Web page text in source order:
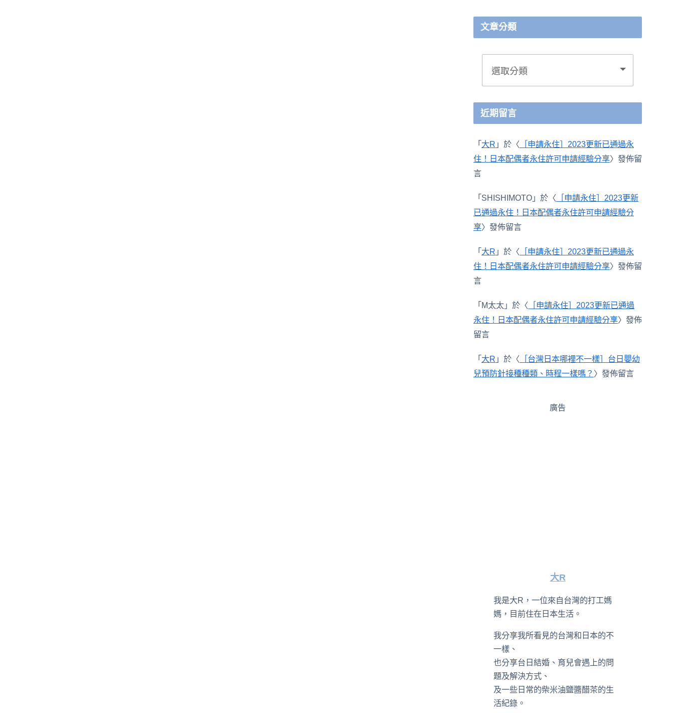
文章分類
近期留言
「 大R 」於〈 ［申請永住］2023更新已通過永
住！日本配偶者永住許可申請經驗分享〉發佈留
言
「 SHISHIMOTO 」於〈 ［申請永住］2023更新
已通過永住！日本配偶者永住許可申請經驗分
享〉發佈留言
「 大R 」於〈 ［申請永住］2023更新已通過永
住！日本配偶者永住許可申請經驗分享〉發佈留
言
「 M太太 」於〈 ［申請永住］2023更新已通過
永住！日本配偶者永住許可申請經驗分享〉發佈
留言
「 大R 」於〈 ［台灣日本哪裡不一樣］台日嬰幼
兒預防針接種種類、時程一樣嗎？ 〉發佈留言
廣告
大R
我是大R，一位來自台灣的打工媽
媽，目前住在日本生活。
我分享我所看見的台灣和日本的不
一樣、
也分享台日結婚、育兒會遇上的問
題及解決方式、
及一些日常的柴米油鹽醬醋茶的生
活紀錄。